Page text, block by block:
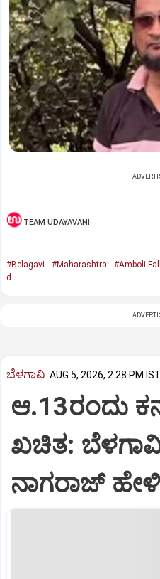
TEAM UDAYAVANI
#Belagavi #Maharashtra #Amboli
d
ಬೆಳಗಾವಿ AUG 5, 2026, 2:28 PM IST
ಆ.13ರಂದು
ಖಚಿತ:
ನಾಗರಾಜ್